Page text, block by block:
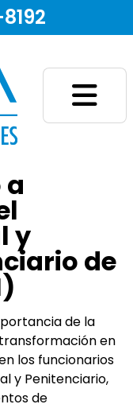
y
de
de la
en
los funcionarios
y Penitenciario,
de